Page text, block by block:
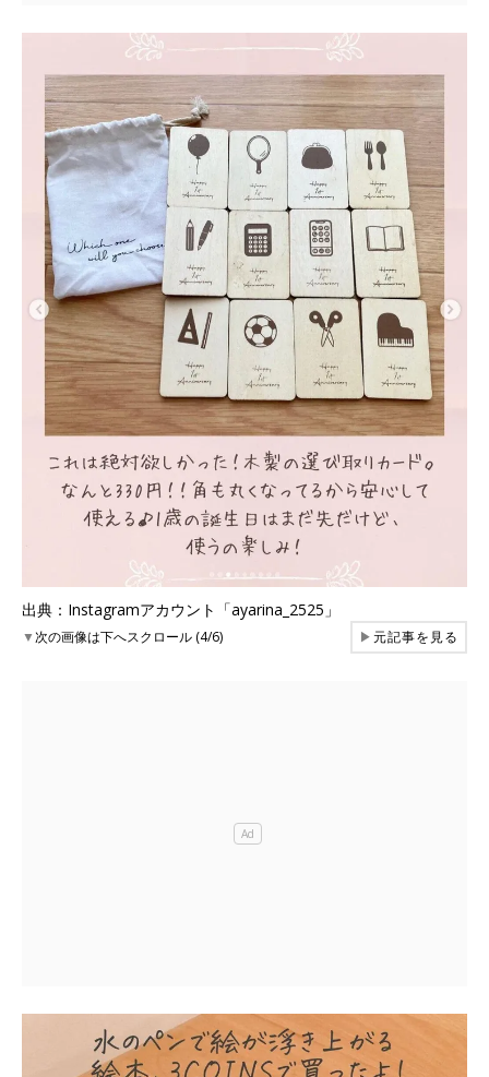
出典：Instagramアカウント「ayarina_2525」
▼次の画像は下へスクロール (4/6) ▶元記事を見る